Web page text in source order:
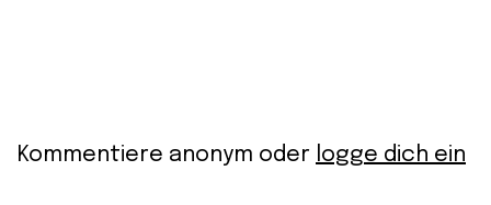
Kommentiere anonym oder logge dich ein